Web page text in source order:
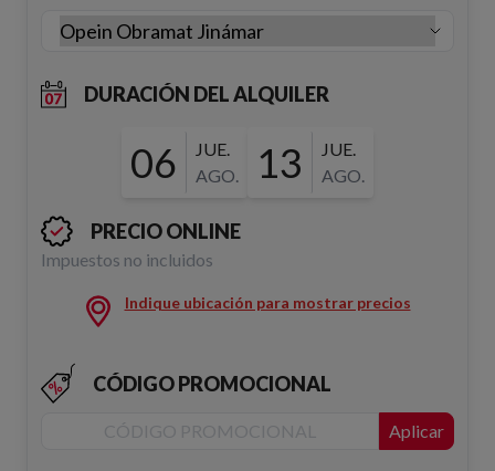
DURACIÓN DEL ALQUILER
06
JUE.
AGO.
13
JUE.
AGO.
PRECIO ONLINE
Impuestos no incluidos
Indique ubicación para mostrar precios
CÓDIGO PROMOCIONAL
Aplicar